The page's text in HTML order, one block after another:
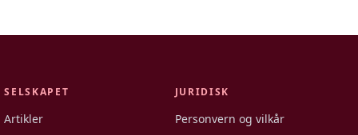
SELSKAPET
Artikler
JURIDISK
Personvern og vilkår